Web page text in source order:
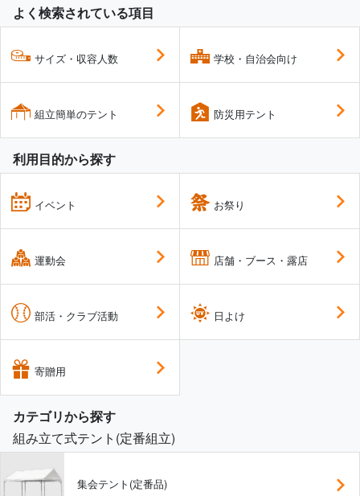
よく検索されている項目
サイズ・収容人数
組立簡単のテント
学校・自治会向け
防災用テント
利用目的から探す
イベント
運動会
部活・クラブ活動
寄贈用
お祭り
店舗・ブース・露店
日よけ
カテゴリから探す
組み立て式テント(定番組立)
集会テント(定番品)